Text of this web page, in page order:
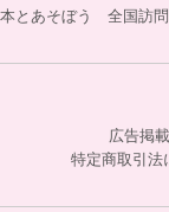
本とあそぼう 全国訪
広告掲
特定商取引法